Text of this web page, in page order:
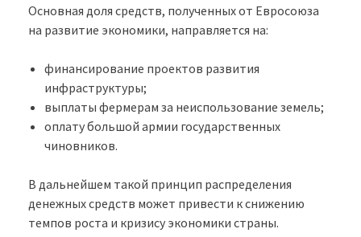
Основная доля средств, полученных от Евросоюза
на развитие экономики, направляется на:
финансирование проектов развития
инфраструктуры;
выплаты фермерам за неиспользование земель;
оплату большой армии государственных
чиновников.
В дальнейшем такой принцип распределения
денежных средств может привести к снижению
темпов роста и кризису экономики страны.